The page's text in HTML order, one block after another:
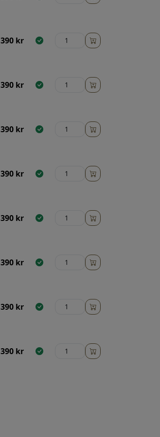
390 kr
390 kr
390 kr
390 kr
390 kr
390 kr
390 kr
390 kr